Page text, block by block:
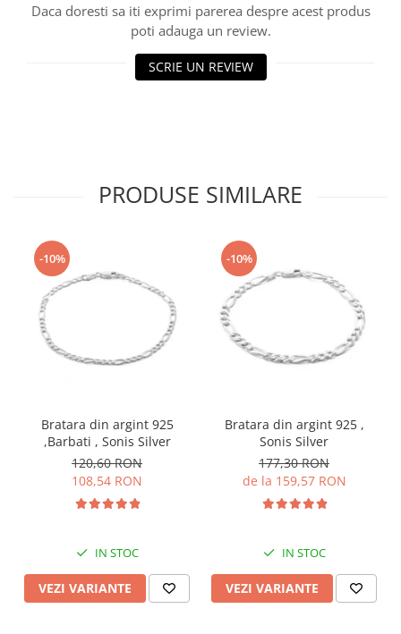
Daca doresti sa iti exprimi parerea despre acest produs
poti adauga un review.
SCRIE UN REVIEW
PRODUSE SIMILARE
-10%
Bratara din argint 925
,Barbati , Sonis Silver
120,60 RON
108,54 RON
IN STOC
VEZI VARIANTE
-10%
Bratara din argint 925 ,
Sonis Silver
177,30 RON
de la 159,57 RON
IN STOC
VEZI VARIANTE